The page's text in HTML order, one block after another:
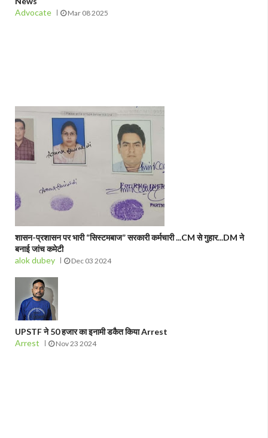
Advocate
Mar 08 2025
शासन-प्रशासन पर भारी “सिस्टमबाज” सरकारी कर्मचारी ...CM से गुहार...DM ने
बनाई जांच कमेटी
alok dubey
Dec 03 2024
UPSTF ने 50 हजार का इनामी डकैत किया Arrest
Arrest
Nov 23 2024